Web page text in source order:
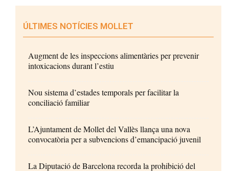
ÚLTIMES NOTÍCIES MOLLET
Augment de les inspeccions alimentàries per prevenir
intoxicacions durant l’estiu
Nou sistema d’estades temporals per facilitar la
conciliació familiar
L’Ajuntament de Mollet del Vallès llança una nova
convocatòria per a subvencions d’emancipació juvenil
La Diputació de Barcelona recorda la prohibició del